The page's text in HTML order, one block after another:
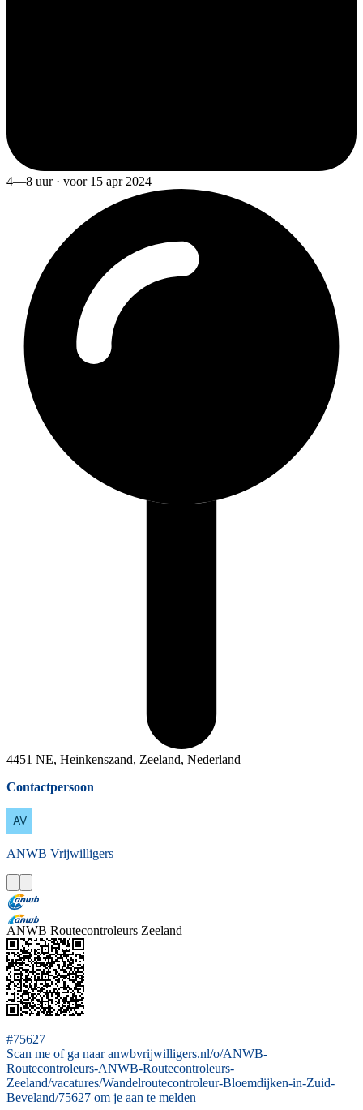
4—8 uur · voor 15 apr 2024
4451 NE, Heinkenszand, Zeeland, Nederland
Contactpersoon
ANWB Vrijwilligers
ANWB Routecontroleurs Zeeland
#75627
Scan me of ga naar anwbvrijwilligers.nl/o/ANWB-
Routecontroleurs-ANWB-Routecontroleurs-
Zeeland/vacatures/Wandelroutecontroleur-Bloemdijken-in-Zuid-
Beveland/75627 om je aan te melden